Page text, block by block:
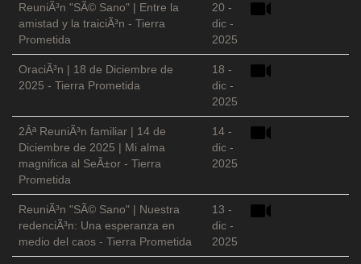
ReuniÃ³n "SÃ© Sano" | Entre la
amistad y la traiciÃ³n - Tierra
Prometida
20 -
dic -
2025
OraciÃ³n | 18 de Diciembre de
2025 - Tierra Prometida
18 -
dic -
2025
2Âª ReuniÃ³n familiar | 14 de
Diciembre de 2025 | Mi alma
magnifica al SeÃ±or - Tierra
Prometida
14 -
dic -
2025
ReuniÃ³n "SÃ© Sano" | Nuestra
redenciÃ³n: Una esperanza en
medio del caos - Tierra Prometida
13 -
dic -
2025